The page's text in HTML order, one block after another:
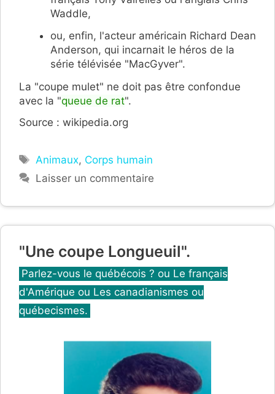
Waddle,
ou, enfin, l'acteur américain Richard Dean
Anderson, qui incarnait le héros de la
série télévisée "MacGyver".
La "coupe mulet" ne doit pas être confondue
avec la "queue de rat".
Source : wikipedia.org
Étiquettes
Animaux, Corps humain
Laisser un commentaire
"Une coupe Longueuil".
Catégories
Parlez-vous le québécois ? ou Le français
d'Amérique ou Les canadianismes ou
québecismes.